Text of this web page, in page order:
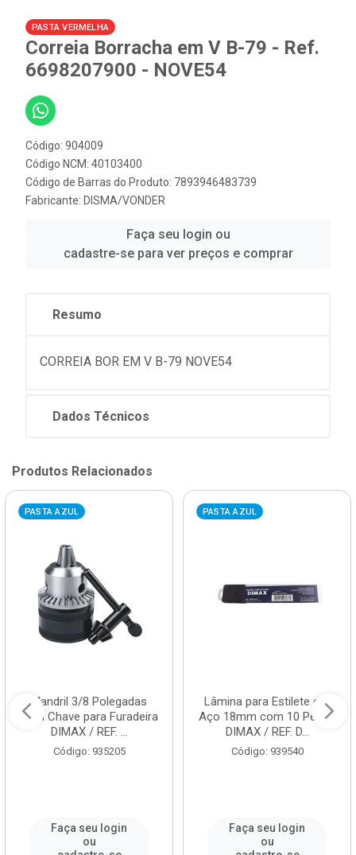
PASTA VERMELHA
Correia Borracha em V B-79 - Ref.
6698207900 - NOVE54
Código: 904009
Código NCM: 40103400
Código de Barras do Produto: 7893946483739
Fabricante: DISMA/VONDER
Faça seu login ou
cadastre-se para ver preços e comprar
Resumo
CORREIA BOR EM V B-79 NOVE54
Dados Técnicos
Produtos Relacionados
PASTA AZUL
Mandril 3/8 Polegadas
com Chave para Furadeira
DIMAX / REF. ...
Código: 935205
Faça seu login
ou
PASTA AZUL
Lâmina para Estilete em
Aço 18mm com 10 Peças
DIMAX / REF. D...
Código: 939540
Faça seu login
ou